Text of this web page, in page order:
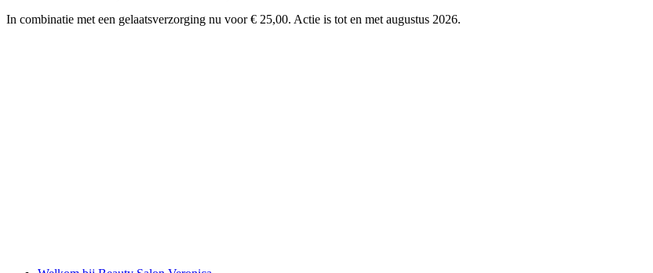
In combinatie met een gelaatsverzorging nu voor € 25,00. Actie is tot en met augustus 2026.